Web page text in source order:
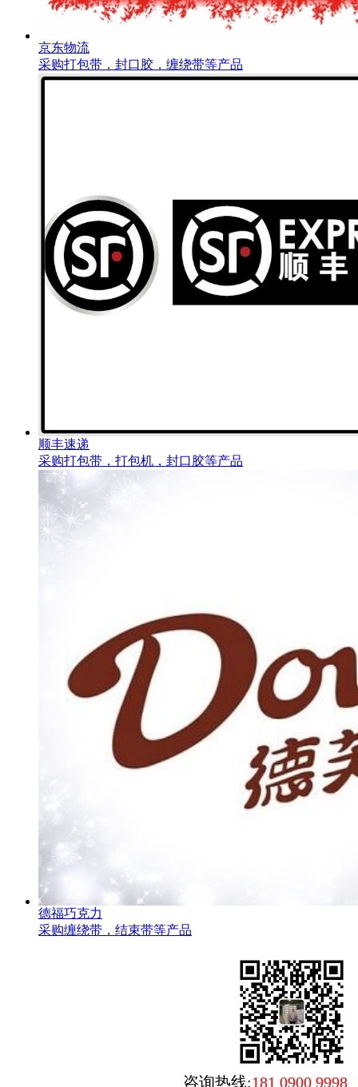
京东物流
采购打包带，封口胶，缠绕带等产品
顺丰速递
采购打包带，打包机，封口胶等产品
德福巧克力
采购缠绕带，结束带等产品
咨询热线:181 0900 9998